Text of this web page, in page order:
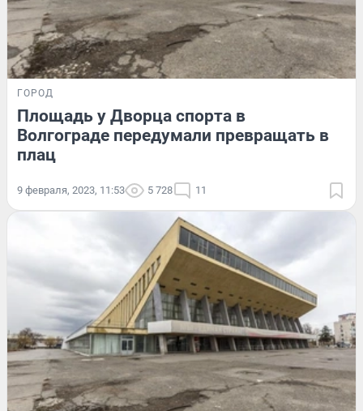
ГОРОД
Площадь у Дворца спорта в
Волгограде передумали превращать в
плац
9 февраля, 2023, 11:53 5 728 11